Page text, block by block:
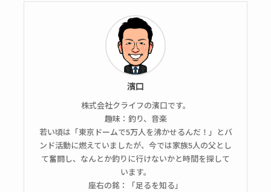
濱口
株式会社クライフの濱口です。
趣味：釣り、音楽
若い頃は「東京ドームで5万人を沸かせるんだ！」とバ
ンド活動に燃えていましたが、今では家族5人の父とし
て奮闘し、なんとか釣りに行けないかと時間を探して
います。
座右の銘：「足るを知る」